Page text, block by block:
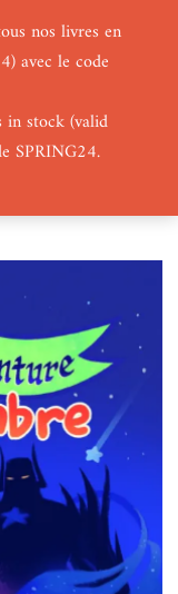
nos livres en
avec le code
stock (valid
SPRING24.
0